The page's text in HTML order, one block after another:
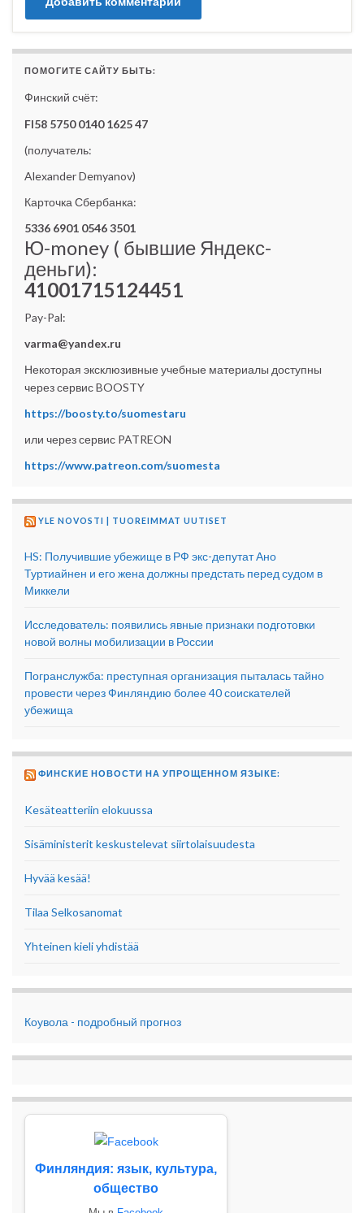
ПОМОГИТЕ САЙТУ БЫТЬ:
Финский счёт:
FI58 5750 0140 1625 47
(получатель:
Alexander Demyanov)
Карточка Сбербанка:
5336 6901 0546 3501
Ю-money ( бывшие Яндекс-
деньги):
41001715124451
Pay-Pal:
varma@yandex.ru
Некоторая эксклюзивные учебные материалы доступны
через сервис BOOSTY
https://boosty.to/suomestaru
или через сервис PATREON
https://www.patreon.com/suomesta
YLE NOVOSTI | TUOREIMMAT UUTISET
HS: Получившие убежище в РФ экс-депутат Ано
Туртиайнен и его жена должны предстать перед судом в
Миккели
Исследователь: появились явные признаки подготовки
новой волны мобилизации в России
Погранслужба: преступная организация пыталась тайно
провести через Финляндию более 40 соискателей
убежища
ФИНСКИЕ НОВОСТИ НА УПРОЩЕННОМ ЯЗЫКЕ:
Kesäteatteriin elokuussa
Sisäministerit keskustelevat siirtolaisuudesta
Hyvää kesää!
Tilaa Selkosanomat
Yhteinen kieli yhdistää
Коувола - подробный прогноз
Финляндия: язык, культура,
общество